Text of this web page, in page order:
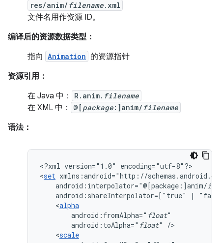
res/anim/ filename.xml
文件名用作资源 ID。
编译后的资源数据类型：
指向 Animation 的资源指针
资源引用：
在 Java 中：
R.anim. filename
在 XML 中： @[ package:]anim/ filename
语法：
<?xml version="1.0"
encoding="utf-8"?>
<set
android:interpolator="@[package:]anim/
android:shareInterpolator=["true"
|
<alpha
android:fromAlpha=" float
android:toAlpha=" float"
<scale